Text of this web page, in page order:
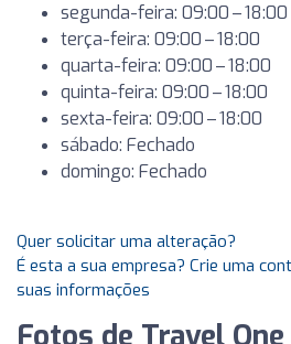
segunda-feira: 09:00 – 18:00
terça-feira: 09:00 – 18:00
quarta-feira: 09:00 – 18:00
quinta-feira: 09:00 – 18:00
sexta-feira: 09:00 – 18:00
sábado: Fechado
domingo: Fechado
Quer solicitar uma alteração?
É esta a sua empresa? Crie uma
suas informações